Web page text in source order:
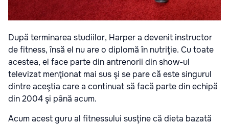
După terminarea studiilor, Harper a devenit instructor
de fitness, însă el nu are o diplomă în nutriţie. Cu toate
acestea, el face parte din antrenorii din show-ul
televizat menţionat mai sus şi se pare că este singurul
dintre aceştia care a continuat să facă parte din echipă
din 2004 şi până acum.
Acum acest guru al fitnessului susţine că dieta bazată